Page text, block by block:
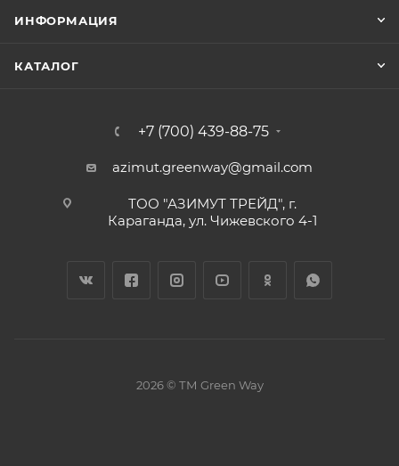
ИНФОРМАЦИЯ
КАТАЛОГ
+7 (700) 439-88-75
azimut.greenway@gmail.com
ТОО "АЗИМУТ ТРЕЙД", г.
Караганда, ул. Чижевского 4-1
2026 © ТМ Green Way